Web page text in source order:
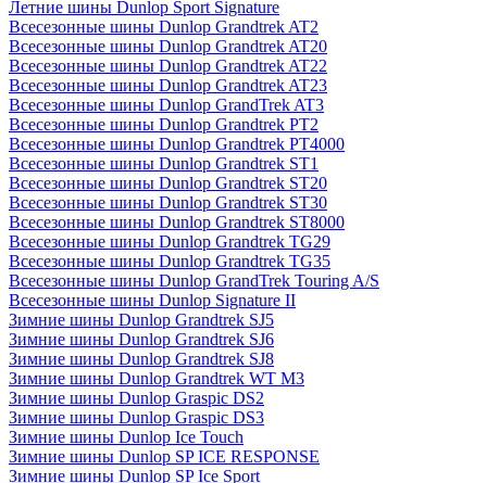
Летние шины Dunlop Sport Signature
Всесезонные шины Dunlop Grandtrek AT2
Всесезонные шины Dunlop Grandtrek AT20
Всесезонные шины Dunlop Grandtrek AT22
Всесезонные шины Dunlop Grandtrek AT23
Всесезонные шины Dunlop GrandTrek AT3
Всесезонные шины Dunlop Grandtrek PT2
Всесезонные шины Dunlop Grandtrek PT4000
Всесезонные шины Dunlop Grandtrek ST1
Всесезонные шины Dunlop Grandtrek ST20
Всесезонные шины Dunlop Grandtrek ST30
Всесезонные шины Dunlop Grandtrek ST8000
Всесезонные шины Dunlop Grandtrek TG29
Всесезонные шины Dunlop Grandtrek TG35
Всесезонные шины Dunlop GrandTrek Touring A/S
Всесезонные шины Dunlop Signature II
Зимние шины Dunlop Grandtrek SJ5
Зимние шины Dunlop Grandtrek SJ6
Зимние шины Dunlop Grandtrek SJ8
Зимние шины Dunlop Grandtrek WT M3
Зимние шины Dunlop Graspic DS2
Зимние шины Dunlop Graspic DS3
Зимние шины Dunlop Ice Touch
Зимние шины Dunlop SP ICE RESPONSE
Зимние шины Dunlop SP Ice Sport